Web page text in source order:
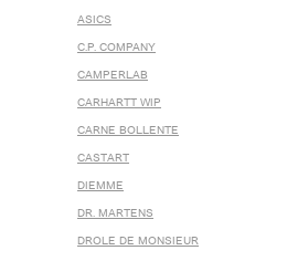
ASICS
C.P. COMPANY
CAMPERLAB
CARHARTT WIP
CARNE BOLLENTE
CASTART
DIEMME
DR. MARTENS
DROLE DE MONSIEUR